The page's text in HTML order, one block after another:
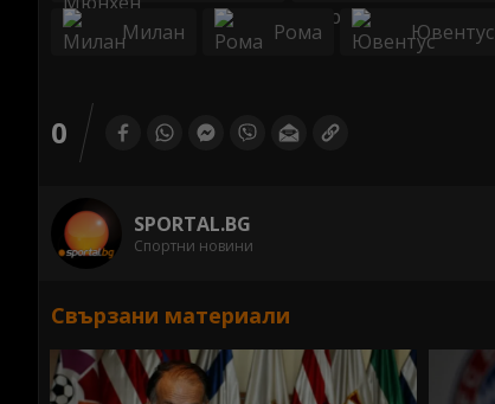
Милан Рома Ювентус
0
SPORTAL.BG
Спортни новини
Свързани материали